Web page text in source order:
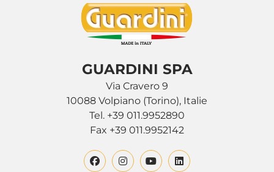
GUARDINI SPA
Via Cravero 9
10088 Volpiano (Torino), Italie
Tel. +39 011.9952890
Fax +39 011.9952142